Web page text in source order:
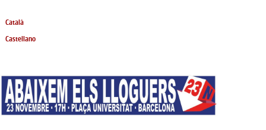
Català
Castellano